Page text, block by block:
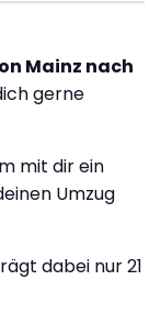
Mainz nach
gerne
mit dir ein
Umzug
dabei nur 21